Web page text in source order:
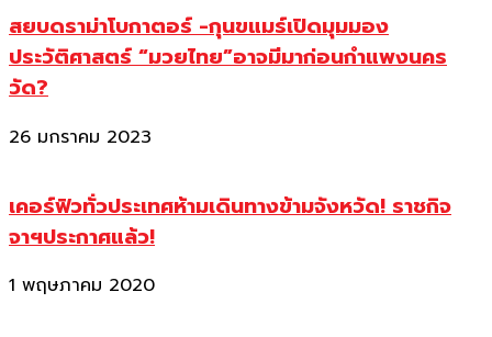
สยบดราม่าโบกาตอร์ -กุนขแมร์เปิดมุมมอง
ประวัติศาสตร์ “มวยไทย”อาจมีมาก่อนกำแพงนคร
วัด?
26 มกราคม 2023
เคอร์ฟิวทั่วประเทศห้ามเดินทางข้ามจังหวัด! ราชกิจ
จาฯประกาศแล้ว!
1 พฤษภาคม 2020